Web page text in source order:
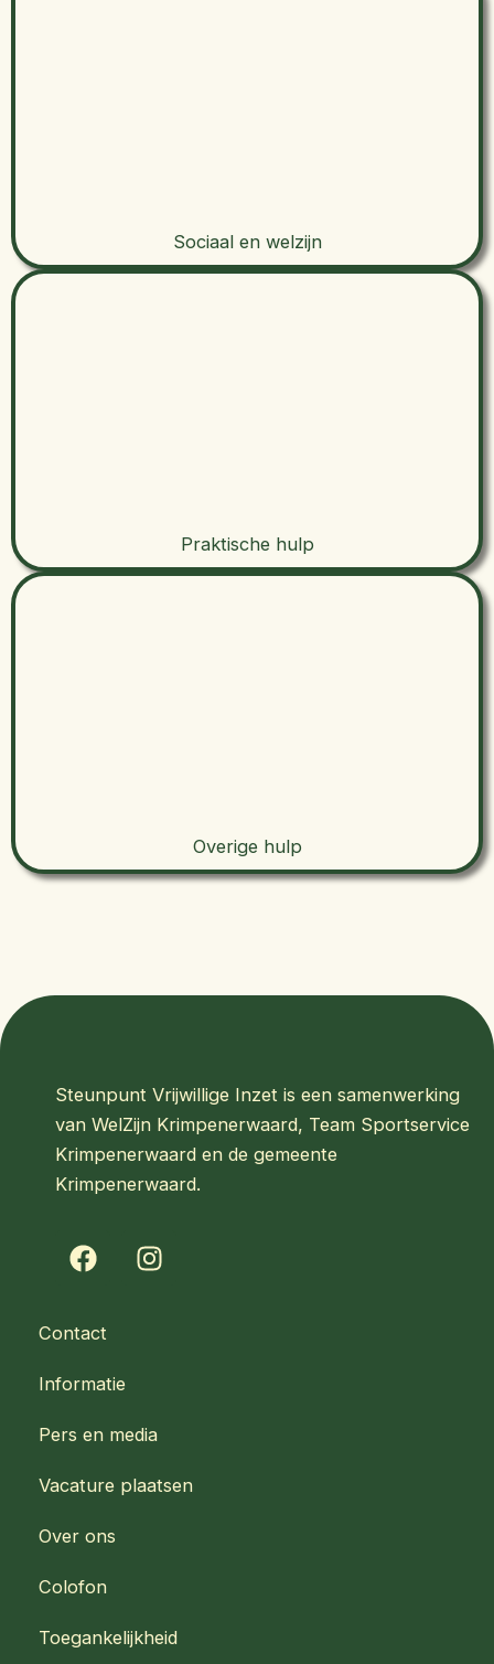
Sociaal en welzijn
Praktische hulp
Overige hulp
Steunpunt Vrijwillige Inzet is een samenwerking
van WelZijn Krimpenerwaard, Team Sportservice
Krimpenerwaard en de gemeente
Krimpenerwaard.
F
a
e
o
k
I
n
a
Contact
Informatie
Pers en media
Vacature plaatsen
Over ons
Colofon
Toegankelijkheid